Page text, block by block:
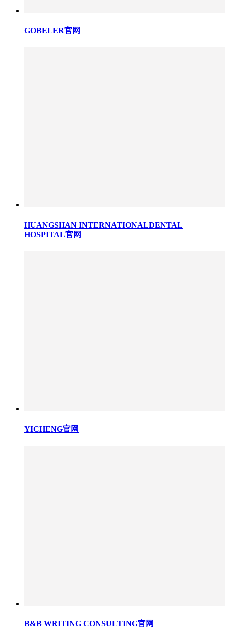
GOBELER官网
HUANGSHAN INTERNATIONALDENTAL
HOSPITAL官网
YICHENG官网
B&B WRITING CONSULTING官网